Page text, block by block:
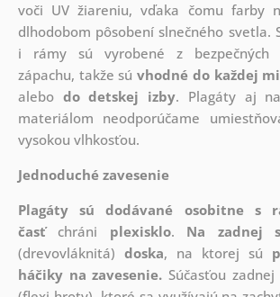
voči UV žiareniu, vďaka čomu farby
dlhodobom pôsobení slnečného svetla.
i rámy sú vyrobené z bezpečných
zápachu, takže súvhodné do každej
alebo do detskej izby. Plagáty aj
materiálom neodporúčame
vysokou vlhkosťou.
Jednoduché zavesenie
Plagáty sú dodávané osobitne s
časťchráni plexisklo. Na zadnej
(drevovláknitá) doska, na ktorej sú
háčiky na zavesenie.Súčasťou